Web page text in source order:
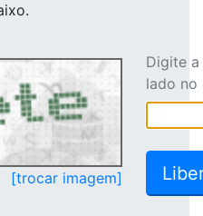
[trocar imagem]
Digite
lado no